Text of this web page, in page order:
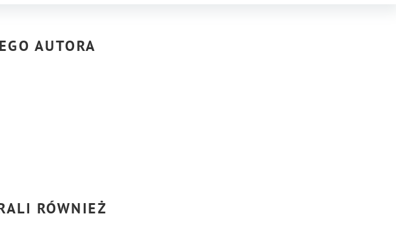
AUTORA
RÓWNIEŻ